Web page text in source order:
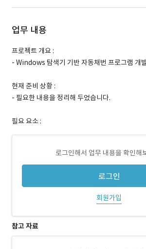
업무 내용
프로젝트 개요 :
- Windows 탐색기 기반 자동채번 프로그램 개
현재 준비 상황 :
- 필요한 내용을 정리해 두었습니다.
필요 요소 :
로그인해서 업무 내용을 확인해
로그인
회원가입
참고 자료